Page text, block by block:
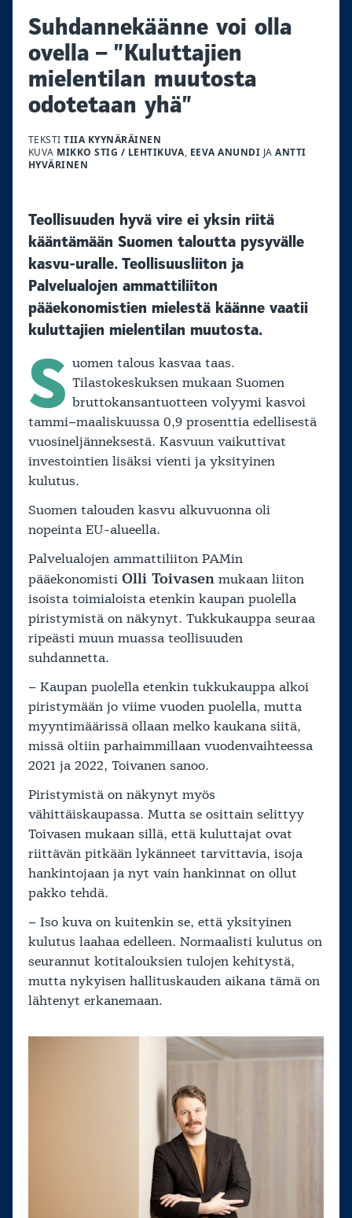
Suhdannekäänne voi olla
ovella – ”Kuluttajien
mielentilan muutosta
odotetaan yhä”
TEKSTITIIA KYYNÄRÄINEN
KUVA MIKKO STIG / LEHTIKUVA, EEVA ANUNDI JAANTTI
HYVÄRINEN
Teollisuuden hyvä vire ei yksin riitä
kääntämään Suomen taloutta pysyvälle
kasvu-uralle. Teollisuusliiton ja
Palvelualojen ammattiliiton
pääekonomistien mielestä käänne vaatii
kuluttajien mielentilan muutosta.
S uomen talous kasvaa taas.
Tilastokeskuksen mukaan Suomen
bruttokansantuotteen volyymi kasvoi
tammi–maaliskuussa 0,9 prosenttia edellisestä
vuosineljänneksestä. Kasvuun vaikuttivat
investointien lisäksi vienti ja yksityinen
kulutus.
Suomen talouden kasvu alkuvuonna oli
nopeinta EU-alueella.
Palvelualojen ammattiliiton PAMin
pääekonomisti Olli Toivasen mukaan liiton
isoista toimialoista etenkin kaupan puolella
piristymistä on näkynyt. Tukkukauppa seuraa
ripeästi muun muassa teollisuuden
suhdannetta.
– Kaupan puolella etenkin tukkukauppa alkoi
piristymään jo viime vuoden puolella, mutta
myyntimäärissä ollaan melko kaukana siitä,
missä oltiin parhaimmillaan vuodenvaihteessa
2021 ja 2022, Toivanen sanoo.
Piristymistä on näkynyt myös
vähittäiskaupassa. Mutta se osittain selittyy
Toivasen mukaan sillä, että kuluttajat ovat
riittävän pitkään lykänneet tarvittavia, isoja
hankintojaan ja nyt vain hankinnat on ollut
pakko tehdä.
– Iso kuva on kuitenkin se, että yksityinen
kulutus laahaa edelleen. Normaalisti kulutus on
seurannut kotitalouksien tulojen kehitystä,
mutta nykyisen hallituskauden aikana tämä on
lähtenyt erkanemaan.